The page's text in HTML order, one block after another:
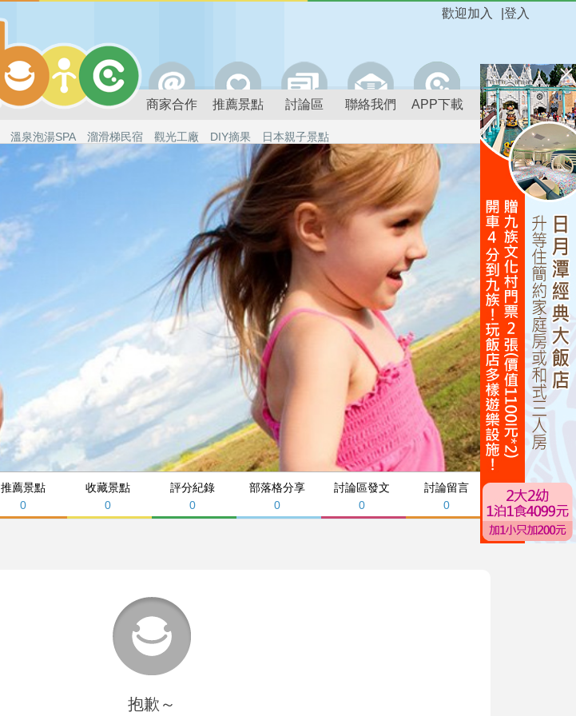
登入
歡迎加入
商家合作 推薦景點 討論區 聯絡我們 APP下載
溫泉泡湯SPA 溜滑梯民宿 觀光工廠 DIY摘果 日本親子景點
推薦景點
0
收藏景點
0
評分紀錄
0
部落格分享
0
討論區發文
0
討論留言
0
抱歉～